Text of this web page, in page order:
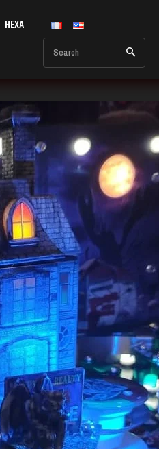
HEXA
Search